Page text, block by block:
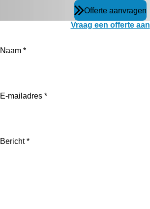
Offerte aanvragen
Vraag een offerte aan
Naam *
E-mailadres *
Bericht *